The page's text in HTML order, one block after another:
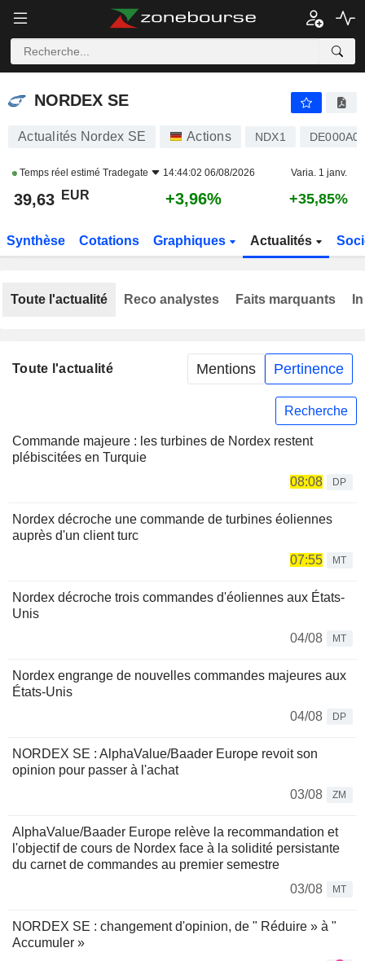
NORDEX SE
NORDEX SE
Actualités Nordex SE Actions NDX1
Temps réel estimé Tradegate 14:44:02 06/08/2026 Varia. 1 janv.
39,63 EUR +3,96% +35,85%
Synthèse Cotations Graphiques Actualités
Toute l'actualité Mentions Pertinence
Recherche
Commande majeure : les turbines de Nordex restent
plébiscitées en Turquie
08:08
DP
Nordex décroche une commande de turbines éoliennes
auprès d'un client turc
07:55
MT
Nordex décroche trois commandes d'éoliennes aux États-
Unis
04/08
MT
Nordex engrange de nouvelles commandes majeures aux
États-Unis
04/08
DP
NORDEX SE : AlphaValue/Baader Europe revoit son
opinion pour passer à l'achat
03/08
ZM
AlphaValue/Baader Europe relève la recommandation et
l'objectif de cours de Nordex face à la solidité persistante
du carnet de commandes au premier semestre
03/08
MT
NORDEX SE : changement d'opinion, de " Réduire » à "
Accumuler »
Toute l'actualité Reco analystes Faits marquants